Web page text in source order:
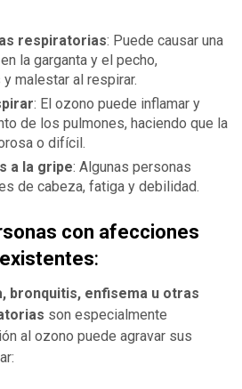
respiratorias: Puede causar una
la garganta y el pecho,
malestar al respirar.
: El ozono puede inflamar y
de los pulmones, haciendo que la
o difícil.
a la gripe: Algunas personas
de cabeza, fatiga y debilidad.
con afecciones
:
bronquitis, enfisema u otras
son especialmente
al ozono puede agravar sus